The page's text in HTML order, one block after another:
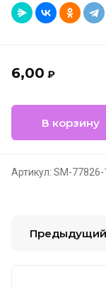
6,00 ₽
В корзину
Артикул: SM-77826-
Предыдущий